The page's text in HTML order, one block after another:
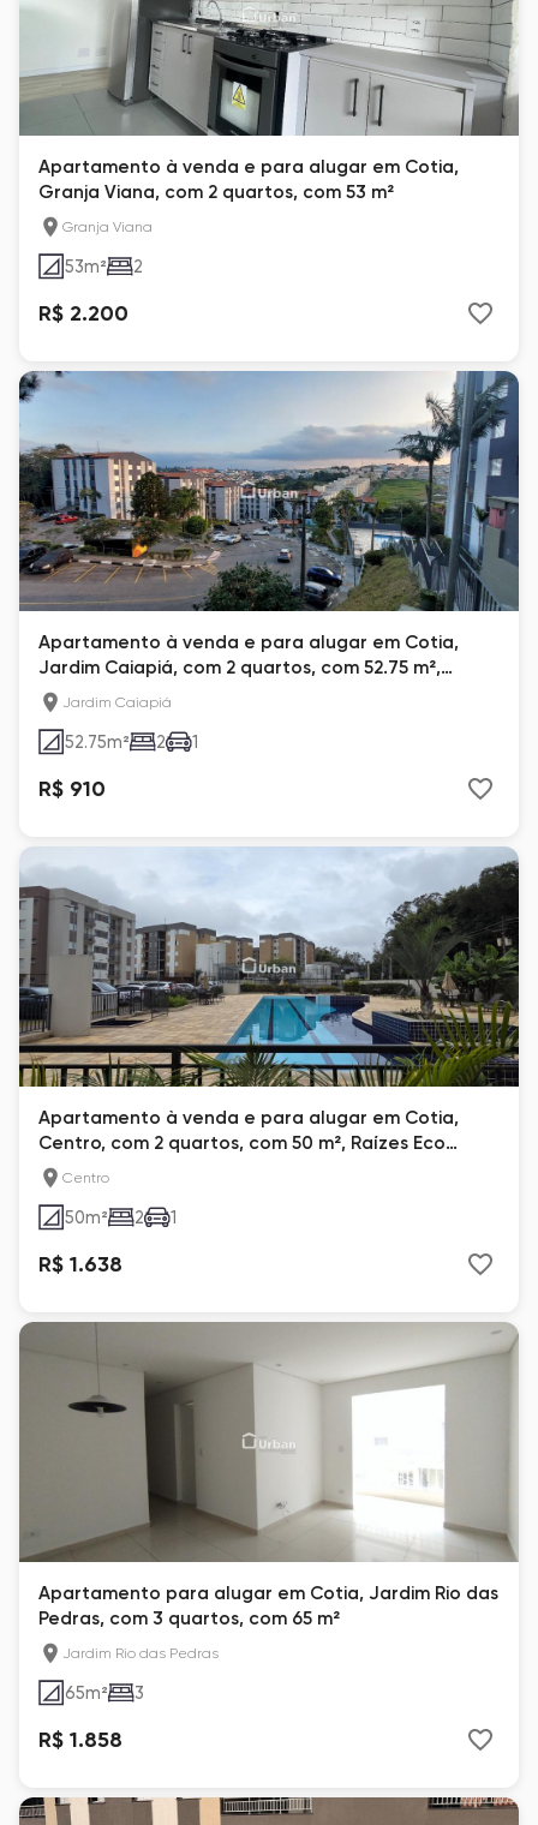
Apartamento à venda e para alugar em Cotia,
Granja Viana, com 2 quartos, com 53 m²
Granja Viana
53m² 2
R$ 2.200
Apartamento à venda e para alugar em Cotia,
Jardim Caiapiá, com 2 quartos, com 52.75 m²,
Green Land
Jardim Caiapiá
52.75m² 2 1
R$ 910
Apartamento à venda e para alugar em Cotia,
Centro, com 2 quartos, com 50 m², Raízes Eco
ClubeCentro
50m² 2 1
R$ 1.638
Apartamento para alugar em Cotia, Jardim Rio das
Pedras, com 3 quartos, com 65 m²
Jardim Rio das Pedras
65m² 3
R$ 1.858